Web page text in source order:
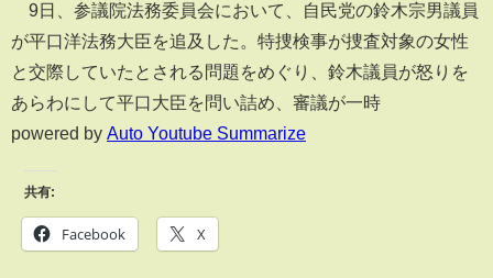
9日、参議院法務委員会において、自民党の鈴木宗男議員
が平口洋法務大臣を追及した。特捜検事が捜査対象の女性
と交際していたとされる問題をめぐり、鈴木議員が怒りを
あらわにして平口大臣を問い詰め、審議が一時
powered by Auto Youtube Summarize
共有:
Facebook X